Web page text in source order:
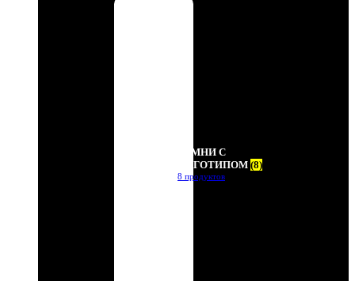
РЕМНИ С
ЛОГОТИПОМ (8)
8 продуктов